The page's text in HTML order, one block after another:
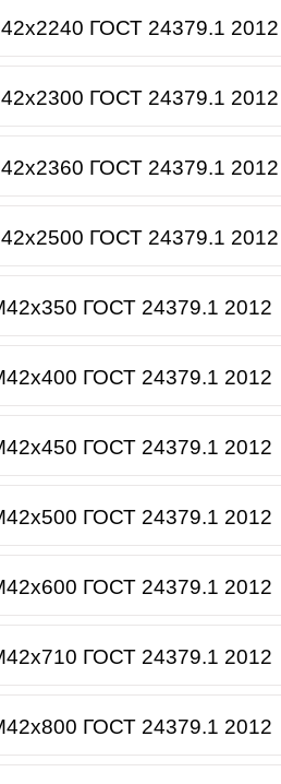
ГОСТ 24379.1 2012
ГОСТ 24379.1 2012
ГОСТ 24379.1 2012
ГОСТ 24379.1 2012
ГОСТ 24379.1 2012
ГОСТ 24379.1 2012
ГОСТ 24379.1 2012
ГОСТ 24379.1 2012
ГОСТ 24379.1 2012
ГОСТ 24379.1 2012
ГОСТ 24379.1 2012